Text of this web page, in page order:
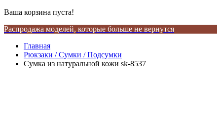
Ваша корзина пуста!
Распродажа моделей, которые больше не вернутся
Главная
Рюкзаки / Сумки / Подсумки
Сумка из натуральной кожи sk-8537